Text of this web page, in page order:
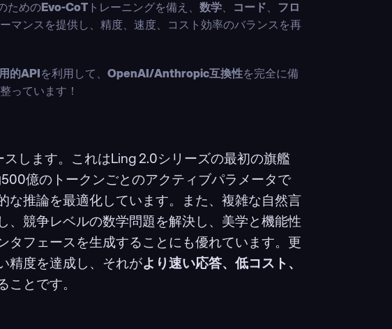
ためのEvo-CoT トレーニングを備え、 数学、 コード、 フロ
マンスを提供し、精度、速度、コスト効率のバランスを再
的APIを利用して、 OpenAI/Anthropic互換性を完全に備
っています！
スします。これはLing 2.0シリーズの最初の旗艦
億のトークンごとのアクティブパラメータで
な推論を最適化しています。また、複雑な自然言
、競争レベルの数学問題を解決し、美学と機能性
タフェースを生成することにも優れています。更
精度を達成し、それがより速い応答、低コスト、
ことです。